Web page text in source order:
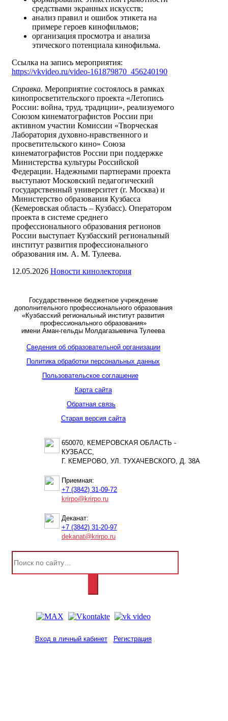
средствами экранных искусств;
анализ правил и ошибок этикета на
примере героев кинофильмов;
организация просмотра и анализа
этического потенциала кинофильма.
Ссылка на запись мероприятия:
https://vkvideo.ru/video-161879870_456240190
Справка. Мероприятие состоялось в рамках
кинопросветительского проекта «Летопись
России: война, труд, традиции», реализуемого
Союзом кинематографистов России при
активном участии Комиссии «Творческая
Лаборатория духовно-нравственного и
просветительского кино» Союза
кинематографистов России при поддержке
Министерства культуры Российской
Федерации. Надежными партнерами проекта
выступают Московский педагогический
государственный университет (г. Москва) и
Министерство образования Кузбасса
(Кемеровская область – Кузбасс). Оператором
проекта в системе среднего
профессионального образования регионов
России выступает Кузбасский региональный
институт развития профессионального
образования им. А. М. Тулеева.
12.05.2026 Новости кинолектория
Государственное бюджетное учреждение
дополнительного профессионального образования
«Кузбасский региональный институт развития
профессионального образования»
имени Аман-гельды Молдагазыевича Тулеева
Сведения об образовательной организации
Политика обработки персональных данных
Пользовательское соглашение
Карта сайта
Обратная связь
Старая версия сайта
650070, КЕМЕРОВСКАЯ ОБЛАСТЬ -
КУЗБАСС,
Г. КЕМЕРОВО, УЛ. ТУХАЧЕВСКОГО, Д. 38А
Приемная:
+7 (3842) 31-09-72
krirpo@krirpo.ru
Деканат:
+7 (3842) 31-20-97
dekanat@krirpo.ru
Вход в личный кабинет Регистрация